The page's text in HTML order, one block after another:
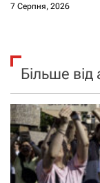
7 Серпня, 2026
Більше від